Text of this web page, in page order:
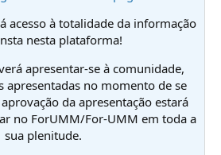
acesso à totalidade da informação
nesta plataforma!
apresentar-se à comunidade,
apresentadas no momento de se
da apresentação estará
no ForUMM/For-UMM em toda a
sua plenitude.